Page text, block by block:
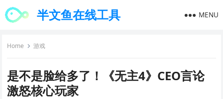
半文鱼在线工具 MENU
Home 游戏
是不是脸给多了！《无主4》CEO言论
激怒核心玩家